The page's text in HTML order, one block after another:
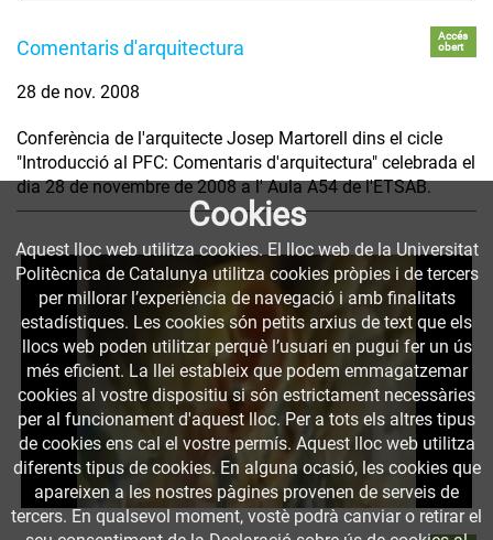
Comentaris d'arquitectura
Accés
obert
28 de nov. 2008
Conferència de l'arquitecte Josep Martorell dins el cicle
"Introducció al PFC: Comentaris d'arquitectura" celebrada el
dia 28 de novembre de 2008 a l' Aula A54 de l'ETSAB.
Cookies
Aquest lloc web utilitza cookies. El lloc web de la Universitat
Politècnica de Catalunya utilitza cookies pròpies i de tercers
per millorar l’experiència de navegació i amb finalitats
estadístiques. Les cookies són petits arxius de text que els
llocs web poden utilitzar perquè l’usuari en pugui fer un ús
més eficient. La llei estableix que podem emmagatzemar
cookies al vostre dispositiu si són estrictament necessàries
per al funcionament d'aquest lloc. Per a tots els altres tipus
de cookies ens cal el vostre permís. Aquest lloc web utilitza
diferents tipus de cookies. En alguna ocasió, les cookies que
apareixen a les nostres pàgines provenen de serveis de
tercers. En qualsevol moment, vostè podrà canviar o retirar el